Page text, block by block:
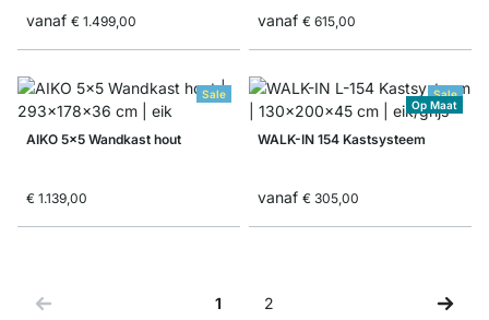
vanaf € 1.499,00 vanaf € 615,00
Sale
AIKO 5x5 Wandkast hout
€ 1.139,00
Sale
Op Maat
WALK-IN 154 Kastsysteem
vanaf € 305,00
Je leest momenteel pagina
1
Zijde
2